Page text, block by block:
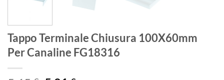
Tappo Terminale Chiusura 100X60mm
Per Canaline FG18316